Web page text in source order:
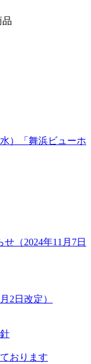
品
）「舞浜ビューホ
（2024年11月7日
2日改定）
おります